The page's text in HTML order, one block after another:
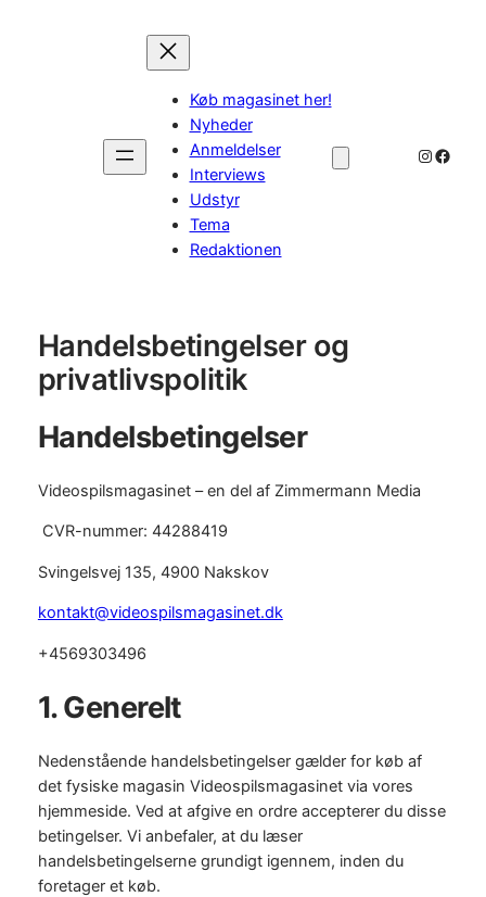
Køb magasinet her!
Nyheder
Anmeldelser
Interviews
Udstyr
Tema
Redaktionen
Handelsbetingelser og
privatlivspolitik
Handelsbetingelser
Videospilsmagasinet – en del af Zimmermann Media
CVR-nummer: 44288419
Svingelsvej 135, 4900 Nakskov
kontakt@videospilsmagasinet.dk
+4569303496
1. Generelt
Nedenstående handelsbetingelser gælder for køb af
det fysiske magasin Videospilsmagasinet via vores
hjemmeside. Ved at afgive en ordre accepterer du disse
betingelser. Vi anbefaler, at du læser
handelsbetingelserne grundigt igennem, inden du
foretager et køb.